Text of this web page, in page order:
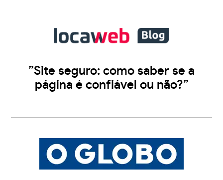
”Site seguro: como saber se a
página é confiável ou não?”